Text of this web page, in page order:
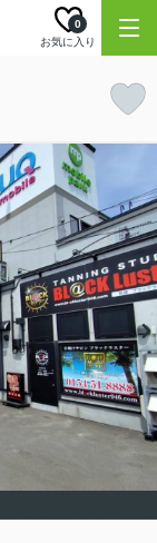
お気に入り
0